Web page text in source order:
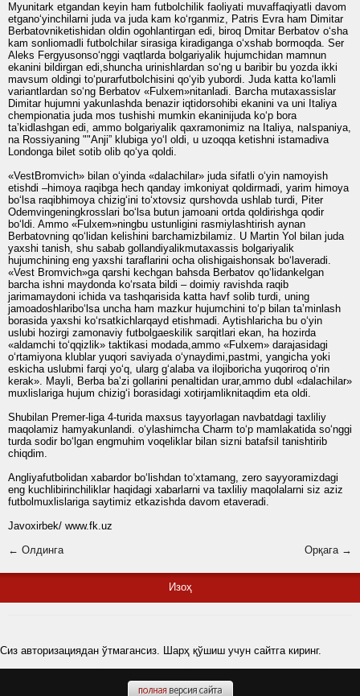
Myunitark etgandan keyin ham futbolchilik faoliyati muvaffaqiyatli davom
etgano‘yinchilarni juda va juda kam ko‘rganmiz, Patris Evra ham Dimitar
Berbatovniketishidan oldin ogohlantirgan edi, biroq Dmitar Berbatov o‘sha
kam sonliomadli futbolchilar sirasiga kiradiganga o‘xshab bormoqda. Ser
Aleks Fergyusonso‘nggi vaqtlarda bolgariyalik hujumchidan mamnun
ekanini bildirgan edi,shuncha urinishlardan so‘ng u baribir bu yozda ikki
mavsum oldingi to‘purarfutbolchisini qo‘yib yubordi. Juda katta ko‘lamli
variantlardan so‘ng Berbatov «Fulxem»nitanladi. Barcha mutaxassislar
Dimitar hujumni yakunlashda benazir iqtidorsohibi ekanini va uni Italiya
chempionatia juda mos tushishi mumkin ekaninijuda ko‘p bora
taʼkidlashgan edi, ammo bolgariyalik qaxramonimiz na Italiya, naIspaniya,
na Rossiyaning ""Anji” klubiga yo‘l oldi, u uzoqqa ketishni istamadiva
Londonga bilet sotib olib qo‘ya qoldi.
«VestBromvich» bilan o‘yinda «dalachilar» juda sifatli o‘yin namoyish
etishdi –himoya raqibga hech qanday imkoniyat qoldirmadi, yarim himoya
bo‘lsa raqibhimoya chizig‘ini to‘xtovsiz qurshovda ushlab turdi, Piter
Odemvingeningkrosslari bo‘lsa butun jamoani ortda qoldirishga qodir
bo‘ldi. Ammo «Fulxem»ningbu ustunligini rasmiylashtirish aynan
Berbatovning qo‘lidan kelishini barchamizbilamiz. U Martin Yol bilan juda
yaxshi tanish, shu sabab gollandiyalikmutaxassis bolgariyalik
hujumchining eng yaxshi taraflarini ocha olishigaishonsak bo‘laveradi.
«Vest Bromvich»ga qarshi kechgan bahsda Berbatov qo‘lidankelgan
barcha ishni maydonda ko‘rsata bildi – doimiy ravishda raqib
jarimamaydoni ichida va tashqarisida katta havf solib turdi, uning
jamoadoshlaribo‘lsa uncha ham mazkur hujumchini to‘p bilan taʼminlash
borasida yaxshi ko‘rsatkichlarqayd etishmadi. Aytishlaricha bu o‘yin
uslubi hozirgi zamonaviy futbolgaeskilik sarqitlari ekan, ha hozirda
«aldamchi to‘qqizlik» taktikasi modada,ammo «Fulxem» darajasidagi
o‘rtamiyona klublar yuqori saviyada o‘ynaydimi,pastmi, yangicha yoki
eskicha uslubmi farqi yo‘q, ularg g‘alaba va ilojiboricha yuqoriroq o‘rin
kerak». Mayli, Berba baʼzi gollarini penaltidan urar,ammo dubl «dalachilar»
muxlislariga hujum chizig‘i borasidagi xotirjamliknitaqdim eta oldi.
Shubilan Premer-liga 4-turida maxsus tayyorlagan navbatdagi taxliliy
maqolamiz hamyakunlandi. o‘ylashimcha Charm to‘p mamlakatida so‘nggi
turda sodir bo‘lgan engmuhim voqeliklar bilan sizni batafsil tanishtirib
chiqdim.
Angliyafutbolidan xabardor bo‘lishdan to‘xtamang, zero sayyoramizdagi
eng kuchlibirinchiliklar haqidagi xabarlarni va taxliliy maqolalarni siz aziz
futbolmuxlislariga saytimiz etkazishda davom etaveradi.
Javoxirbek/ www.fk.uz
← Олдинга
Орқага →
Изоҳ
Сиз авторизациядан ўтмагансиз. Шарҳ қўшиш учун сайтга киринг.